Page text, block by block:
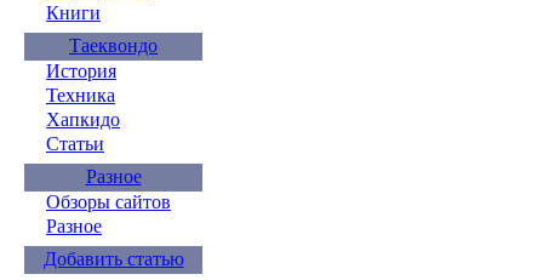
Книги
Таеквондо
История
Техника
Хапкидо
Статьи
Разное
Обзоры сайтов
Разное
Добавить статью